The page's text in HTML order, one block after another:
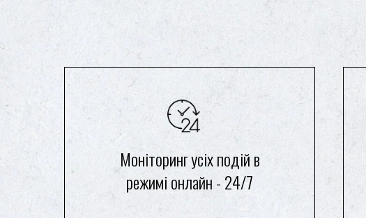
Моніторинг усіх подій в
режимі онлайн - 24/7